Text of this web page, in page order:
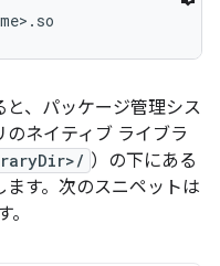
、パッケージ管理シス
ネイティブ ライブラ
）の下にある
ます。次のスニペットは